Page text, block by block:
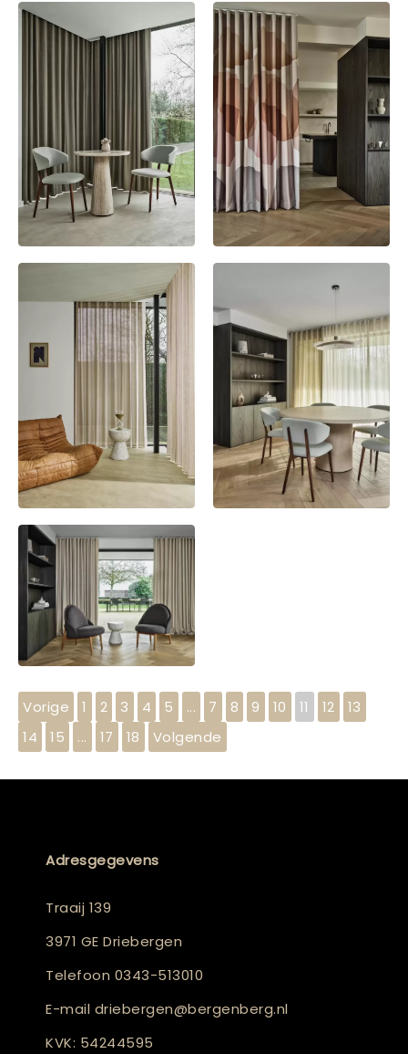
Vorige 1 2 3 4 5 ... 7 8 9 10 11 12
13
14
15 ... 17 18 Volgende
Adresgegevens
Traaij 139
3971 GE Driebergen
Telefoon 0343-513010
E-mail driebergen@bergenberg.nl
KVK: 54244595